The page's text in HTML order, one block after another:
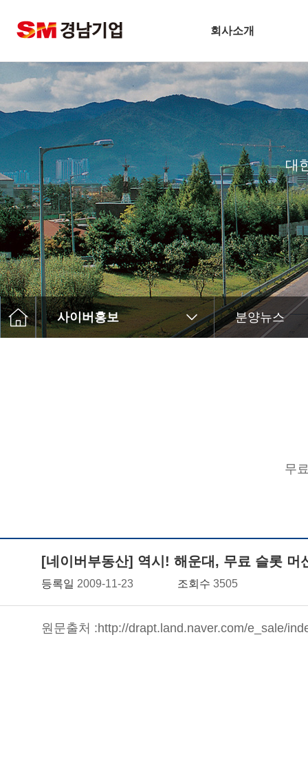
회사소개
기업개요
CEO 인사말
비전
주요연혁
경남슬롯사이트 볼트 메이저
안전보건방침
기술경영
환경경영
찾아오시는길
대
사이버홍보 분양뉴스
무
[네이버부동산] 역시! 해운대, 무료 슬롯 머
등록일 2009-11-23 조회수 3505
원문출처 :http://drapt.land.naver.com/e_sale/